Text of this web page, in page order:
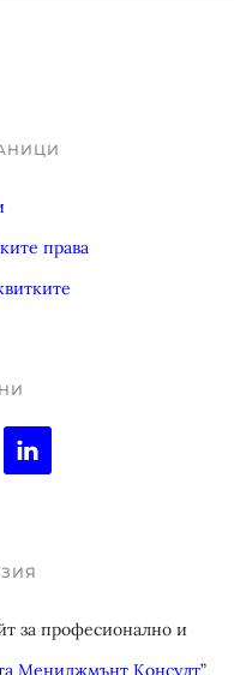
права
за професионално и
Мениджмънт Консулт”